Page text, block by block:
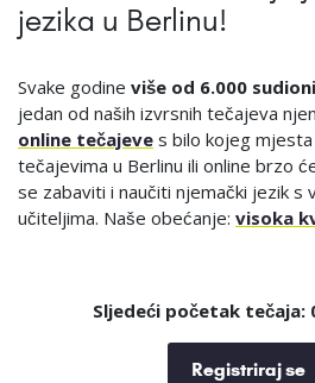
jezika u Berlinu!
Svake godine više od 6.000
jedan od naših izvrsnih tečajeva
online tečajeve s bilo kojeg
tečajevima u Berlinu ili online brzo
se zabaviti i naučiti njemački jezik s
učiteljima. Naše obećanje: visoka
Sljedeći početak tečaja:
Registriraj se